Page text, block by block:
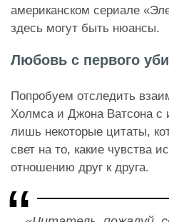
американском сериале
здесь могут быть нюансы.
Любовь с первого
Попробуем отследить
Холмса и Джона Ватсона с
лишь некоторые цитаты,
свет на то, какие чувства
отношению друг к друга.